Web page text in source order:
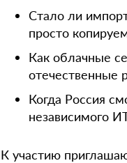
Стало ли
просто
Как облачные
отечественные
Когда Россия
независимого
К участию